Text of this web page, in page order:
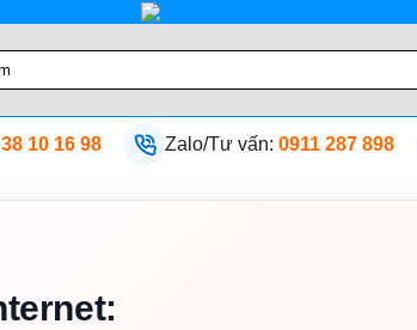
10 16 98 Zalo/Tư vấn: 0911 287 898